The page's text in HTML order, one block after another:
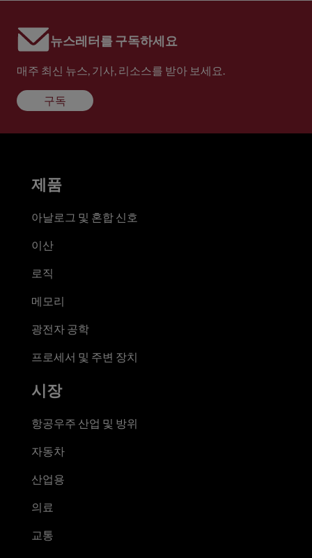
뉴스레터를 구독하세요
매주 최신 뉴스, 기사, 리소스를 받아 보세요.
구독
제품
아날로그 및 혼합 신호
이산
로직
메모리
광전자 공학
프로세서 및 주변 장치
시장
항공우주 산업 및 방위
자동차
산업용
의료
교통